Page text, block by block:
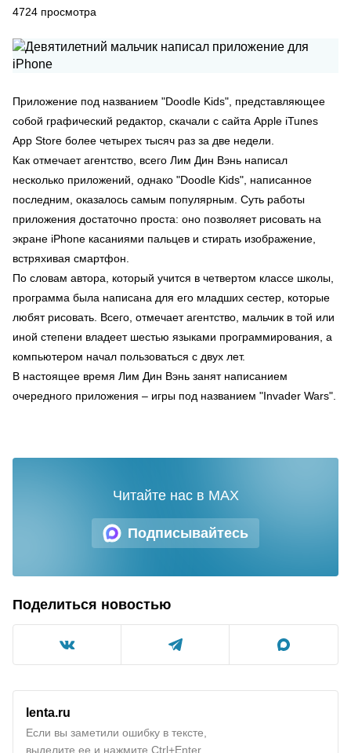
4724 просмотра
Приложение под названием "Doodle Kids", представляющее
собой графический редактор, скачали с сайта Apple iTunes
App Store более четырех тысяч раз за две недели.
Как отмечает агентство, всего Лим Дин Вэнь написал
несколько приложений, однако "Doodle Kids", написанное
последним, оказалось самым популярным. Суть работы
приложения достаточно проста: оно позволяет рисовать на
экране iPhone касаниями пальцев и стирать изображение,
встряхивая смартфон.
По словам автора, который учится в четвертом классе школы,
программа была написана для его младших сестер, которые
любят рисовать. Всего, отмечает агентство, мальчик в той или
иной степени владеет шестью языками программирования, а
компьютером начал пользоваться с двух лет.
В настоящее время Лим Дин Вэнь занят написанием
очередного приложения – игры под названием "Invader Wars".
Подписывайтесь
Читайте нас в MAX
Поделиться новостью
lenta.ru
Если вы заметили ошибку в тексте,
выделите ее и нажмите Ctrl+Enter